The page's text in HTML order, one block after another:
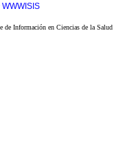
WWWISIS
Información en Ciencias de la Salud